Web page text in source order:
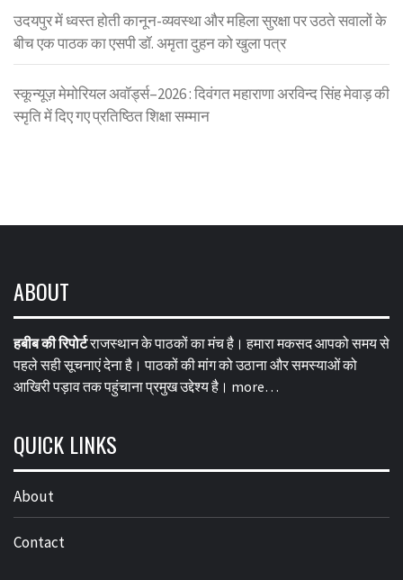
उदयपुर में ध्वस्त होती कानून-व्यवस्था और महिला सुरक्षा पर उठते सवालों के
बीच एक पाठक का एसपी डॉ. अमृता दुहन को खुला पत्र
स्कून्यूज़ मेमोरियल अवॉर्ड्स–2026 : दिवंगत महाराणा अरविन्द सिंह मेवाड़ की
स्मृति में दिए गए प्रतिष्ठित शिक्षा सम्मान
ABOUT
हबीब की रिपोर्टराजस्थान के पाठकों का मंच है। हमारा मकसद आपको समय से
पहले सही सूचनाएं देना है। पाठकों की मांग को उठाना और समस्याओं को
आखिरी पड़ाव तक पहुंचाना प्रमुख उद्देश्य है। more…
QUICK LINKS
About
Contact